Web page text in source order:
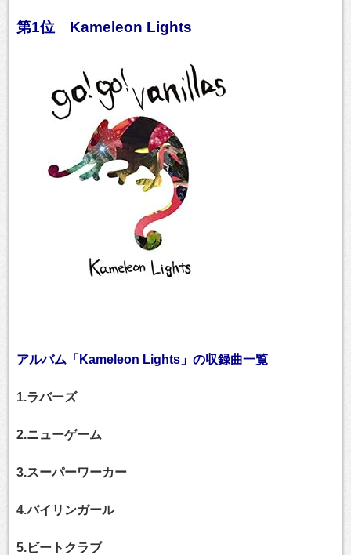
第1位 Kameleon Lights
アルバム「Kameleon Lights」の収録曲一覧
1.ラバーズ
2.ニューゲーム
3.スーパーワーカー
4.バイリンガール
5.ビートクラブ